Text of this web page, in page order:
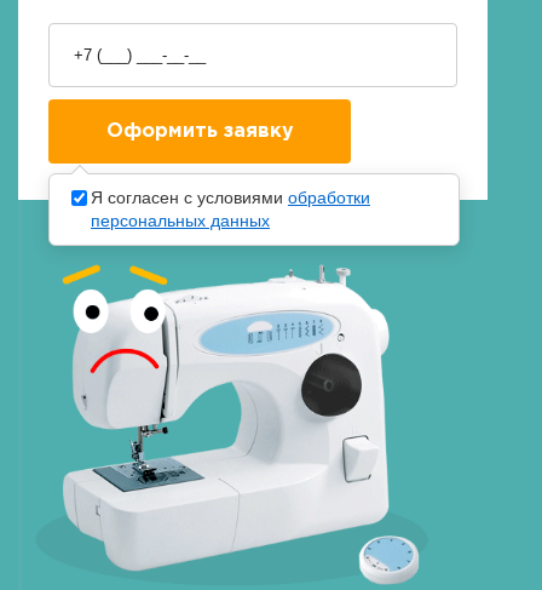
Я согласен с условиями обработки
персональных данных